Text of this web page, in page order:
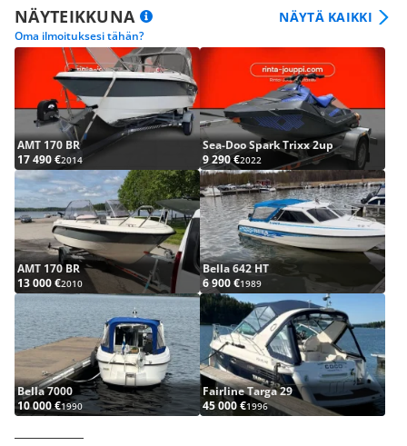
NÄYTEIKKUNA
Oma ilmoituksesi tähän?
NÄYTÄ KAIKKI
AMT 170 BR
17 490 €2014
Sea-Doo Spark Trixx 2up
9 290 €2022
AMT 170 BR
13 000 €2010
Bella 642 HT
6 900 €1989
Bella 7000
10 000 €1990
Fairline Targa 29
45 000 €1996